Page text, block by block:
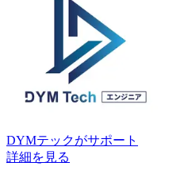
DYMテックがサポート
詳細を見る